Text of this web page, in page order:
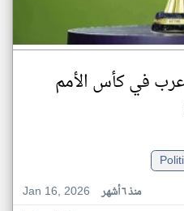
عرب في كأس الأمم
Jan 16, 2026
منذ ٦ أشهر